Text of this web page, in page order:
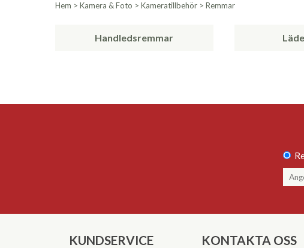
Hem > Kamera & Foto > Kameratillbehör > Remmar
Handledsremmar
KUNDSERVICE KONTAKTA OSS